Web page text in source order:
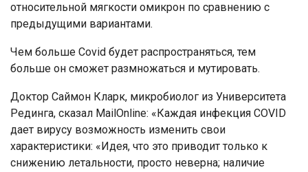
относительной мягкости омикрон по сравнению с
предыдущими вариантами.
Чем больше Covid будет распространяться, тем
больше он сможет размножаться и мутировать.
Доктор Саймон Кларк, микробиолог из Университета
Рединга, сказал MailOnline: «Каждая инфекция COVID
дает вирусу возможность изменить свои
характеристики: «Идея, что это приводит только к
снижению летальности, просто неверна; наличие